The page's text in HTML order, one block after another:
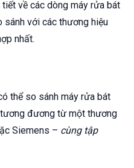
về các dòng máy rửa bát
sánh với các thương hiệu
nhất.
thể so sánh máy rửa bát
đương từ một thương
Siemens – cùng tập